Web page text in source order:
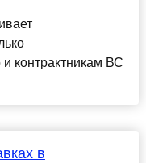
контрактникам ВС
в